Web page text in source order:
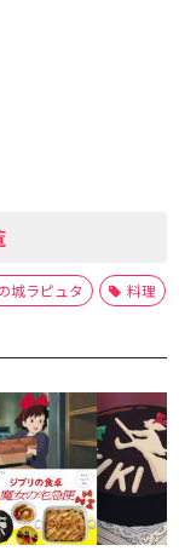
城ラピュタ 料理